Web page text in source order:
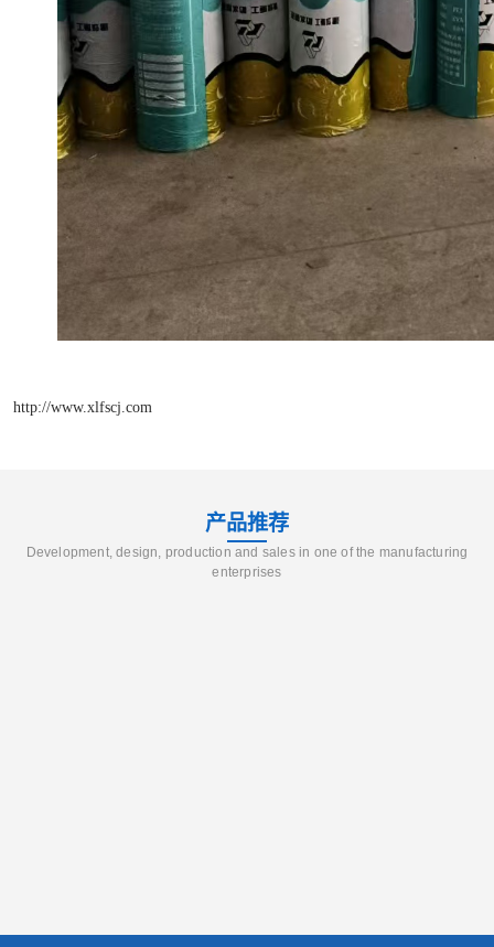
http://www.xlfscj.com
产品推荐
Development, design, production and sales in one of the manufacturing
enterprises